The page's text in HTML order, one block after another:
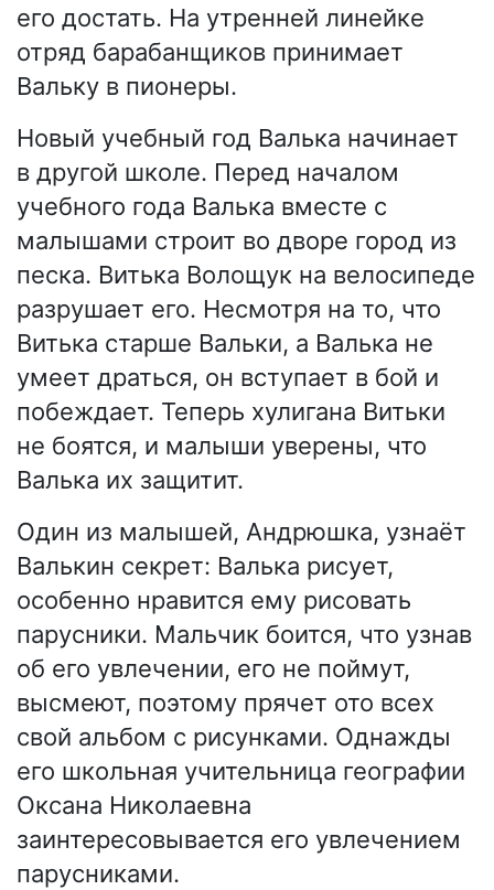
его достать. На утренней линейке
отряд барабанщиков принимает
Вальку в пионеры.
Новый учебный год Валька начинает
в другой школе. Перед началом
учебного года Валька вместе с
малышами строит во дворе город из
песка. Витька Волощук на велосипеде
разрушает его. Несмотря на то, что
Витька старше Вальки, а Валька не
умеет драться, он вступает в бой и
побеждает. Теперь хулигана Витьки
не боятся, и малыши уверены, что
Валька их защитит.
Один из малышей, Андрюшка, узнаёт
Валькин секрет: Валька рисует,
особенно нравится ему рисовать
парусники. Мальчик боится, что узнав
об его увлечении, его не поймут,
высмеют, поэтому прячет ото всех
свой альбом с рисунками. Однажды
его школьная учительница географии
Оксана Николаевна
заинтересовывается его увлечением
парусниками.